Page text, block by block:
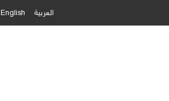
العربية English